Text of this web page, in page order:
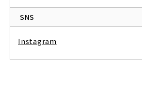
SNS
Instagram